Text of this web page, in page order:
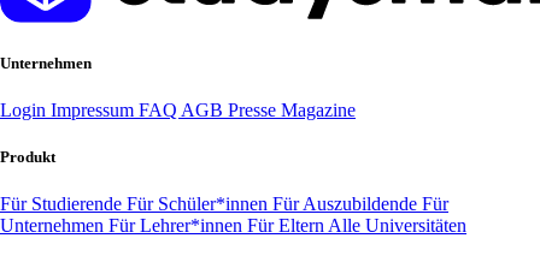
Unternehmen
Login Impressum FAQ AGB Presse Magazine
Produkt
Für Studierende Für Schüler*innen Für Auszubildende Für
Unternehmen Für Lehrer*innen Für Eltern Alle Universitäten